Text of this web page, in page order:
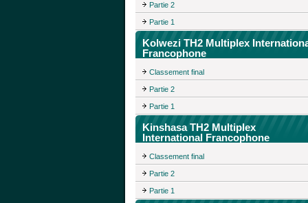
Partie 2
Partie 1
Kolwezi TH2 Multiplex
Francophone
Classement final
Partie 2
Partie 1
Kinshasa TH2 Multiplex
International Francophone
Classement final
Partie 2
Partie 1